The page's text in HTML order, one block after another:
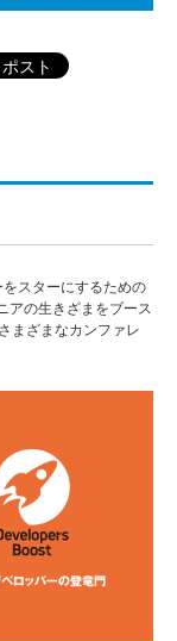
ポスト
スターにするための
アの生きざまをブース
まざまなカンファレ